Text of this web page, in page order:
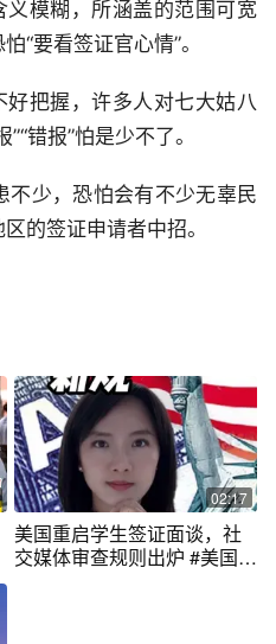
义模糊，所涵盖的范围可宽
“要看签证官心情”。
好把握，许多人对七大姑八
错报”怕是少不了。
不少，恐怕会有不少无辜民
的签证申请者中招。
02:17
美国重启学生签证面谈，社
交媒体审查规则出炉 #美国 #